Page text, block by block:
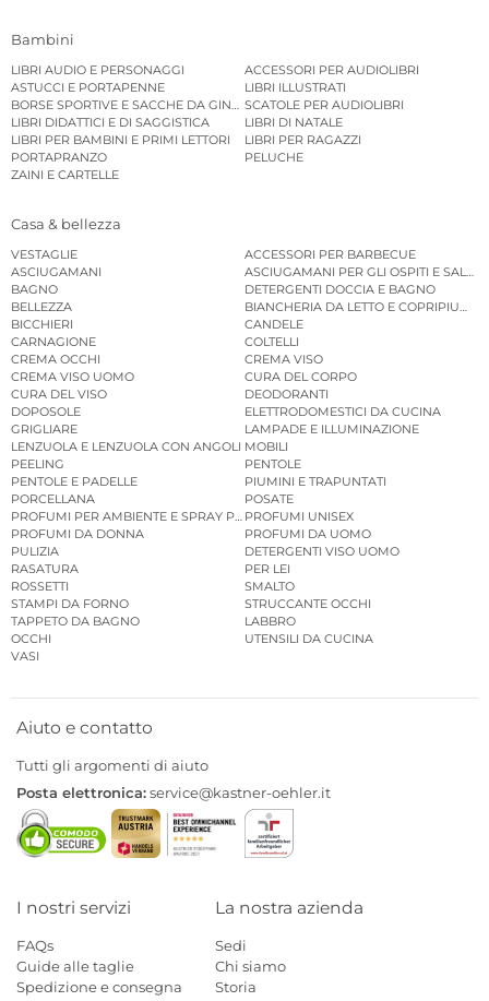
Bambini
LIBRI AUDIO E PERSONAGGI
ACCESSORI PER AUDIOLIBRI
ASTUCCI E PORTAPENNE
LIBRI ILLUSTRATI
BORSE SPORTIVE E SACCHE DA GINNASTICASCATOLE PER AUDIOLIBRI
LIBRI DIDATTICI E DI SAGGISTICA
LIBRI DI NATALE
LIBRI PER BAMBINI E PRIMI LETTORI
LIBRI PER RAGAZZI
PORTAPRANZO
PELUCHE
ZAINI E CARTELLE
Casa & bellezza
VESTAGLIE
ACCESSORI PER BARBECUE
ASCIUGAMANI
ASCIUGAMANI PER GLI OSPITI E
BAGNO
DETERGENTI DOCCIA E BAGNO
BELLEZZA
BIANCHERIA DA LETTO E COPRIPIUMINI
BICCHIERI
CANDELE
CARNAGIONE
COLTELLI
CREMA OCCHI
CREMA VISO
CREMA VISO UOMO
CURA DEL CORPO
CURA DEL VISO
DEODORANTI
DOPOSOLE
ELETTRODOMESTICI DA CUCINA
GRIGLIARE
LAMPADE E ILLUMINAZIONE
LENZUOLA E LENZUOLA CON ANGOLI MOBILI
PEELING
PENTOLE
PENTOLE E PADELLE
PIUMINI E TRAPUNTATI
PORCELLANA
POSATE
PROFUMI PER AMBIENTE E SPRAY PER AMBIENTE
PROFUMI UNISEX
PROFUMI DA DONNA
PROFUMI DA UOMO
PULIZIA
DETERGENTI VISO UOMO
RASATURA
PER LEI
ROSSETTI
SMALTO
STAMPI DA FORNO
STRUCCANTE OCCHI
TAPPETO DA BAGNO
LABBRO
OCCHI
UTENSILI DA CUCINA
VASI
Aiuto e contatto
Tutti gli argomenti di aiuto
Posta elettronica:service@kastner-oehler.it
I nostri servizi
FAQs
Guide alle taglie
Spedizione e consegna
La nostra azienda
Sedi
Chi siamo
Storia